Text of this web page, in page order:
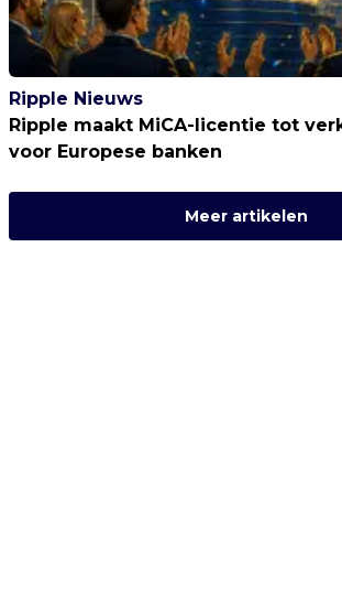
Ripple Nieuws
Ripple maakt MiCA-licentie tot
voor Europese banken
Meer artikelen